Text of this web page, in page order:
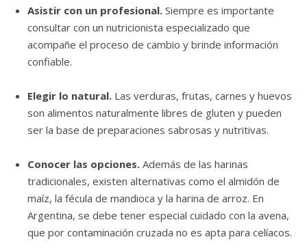
Asistir con un profesional. Siempre es importante
consultar con un nutricionista especializado que
acompañe el proceso de cambio y brinde información
confiable.
Elegir lo natural. Las verduras, frutas, carnes y huevos
son alimentos naturalmente libres de gluten y pueden
ser la base de preparaciones sabrosas y nutritivas.
Conocer las opciones. Además de las harinas
tradicionales, existen alternativas como el almidón de
maíz, la fécula de mandioca y la harina de arroz. En
Argentina, se debe tener especial cuidado con la avena,
que por contaminación cruzada no es apta para celíacos.